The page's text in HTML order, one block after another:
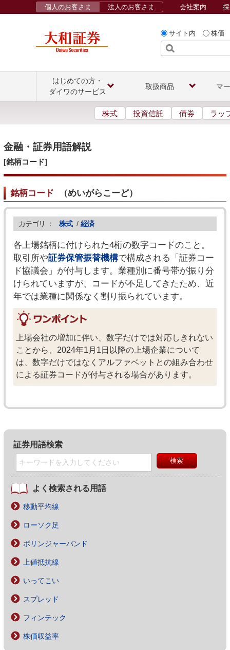
サイト内 株価
個人のお客さま 法人のお客さま 会社案内
はじめての方・
ダイワのサービス
取扱商品 マ
株式 投資信託 債券 ラッ
金融・証券用語解説
[銘柄コード]
銘柄コード （めいがらこーど）
カテゴリ ： 株式 / 経済
各上場銘柄に付けられた4桁の数字コードのこと。
取引所や証券保管振替機構で構成される「証券コー
ド協議会」が付与します。業種別に番号帯が振り分
けられていますが、コードが不足してきたため、近
年では業種に関係なく割り振られています。
上場会社の増加に伴い、数字だけでは対応しきれない
ことから、2024年1月1日以降の上場企業について
は、数字だけではなくアルファベットとの組み合わせ
による証券コードが付与される場合があります。
証券用語検索
よく検索される用語
移動平均線
ローソク足
ボリンジャーバンド
上値抵抗線
いってこい
スプレッド
フィンテック
株価収益率